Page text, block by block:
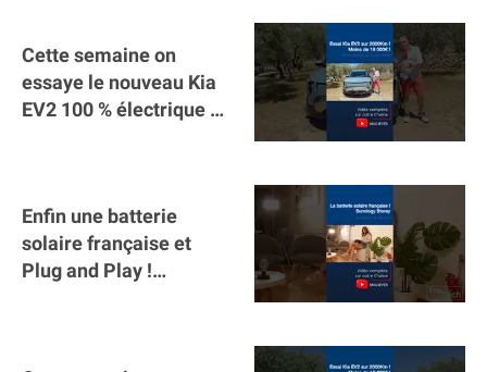
Cette semaine on
essaye le nouveau Kia
EV2 100 % électrique ⚡️!
Enfin une batterie
solaire française et
Plug and Play !